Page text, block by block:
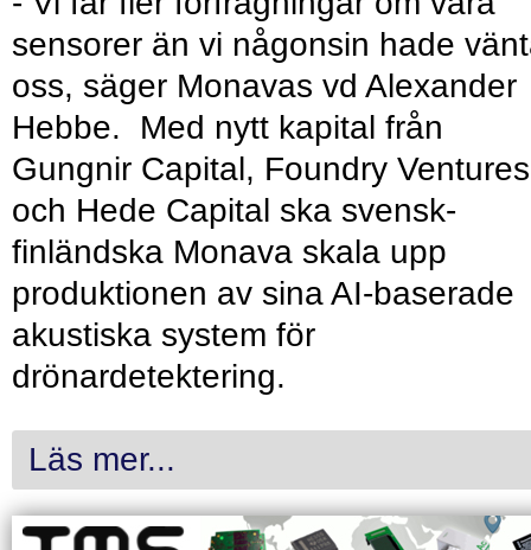
sensorer än vi någonsin hade
oss, säger Monavas vd Alexander
Hebbe. Med nytt kapital från
Gungnir Capital, Foundry Ventures
och Hede Capital ska svensk-
finländska Monava skala upp
produktionen av sina AI-baserade
akustiska system för
drönardetektering.
Läs mer...